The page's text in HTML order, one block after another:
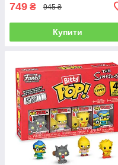
749 ₴ 945 ₴
Купити